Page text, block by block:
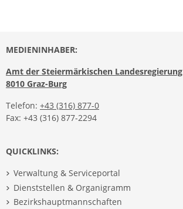
MEDIENINHABER:
Amt der Steiermärkischen Landesregierung
8010 Graz-Burg
Telefon: +43 (316) 877-0
Fax: +43 (316) 877-2294
QUICKLINKS:
Verwaltung & Serviceportal
Dienststellen & Organigramm
Bezirkshauptmannschaften